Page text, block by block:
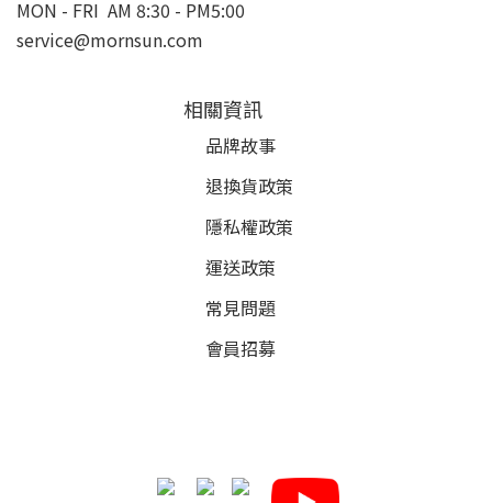
MON - FRI AM 8:30 - PM5:00
service@mornsun.com
相關資訊
品牌故事
退換貨政策
隱私權政策
運送政策
常見問題
會員招募